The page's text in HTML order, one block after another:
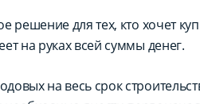
решение для тех, кто хочет
на руках всей суммы денег.
на весь срок